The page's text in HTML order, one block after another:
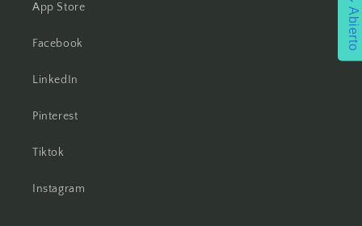
App Store
Facebook
LinkedIn
Pinterest
Tiktok
Instagram
Abierto